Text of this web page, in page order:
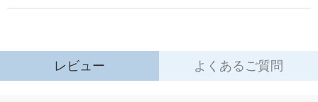
レビュー よくあるご質問